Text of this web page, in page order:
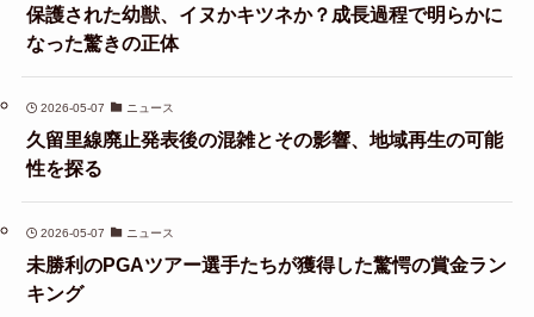
保護された幼獣、イヌかキツネか？成長過程で明らかに
なった驚きの正体
2026-05-07 ニュース
久留里線廃止発表後の混雑とその影響、地域再生の可能
性を探る
2026-05-07 ニュース
未勝利のPGAツアー選手たちが獲得した驚愕の賞金ラン
キング